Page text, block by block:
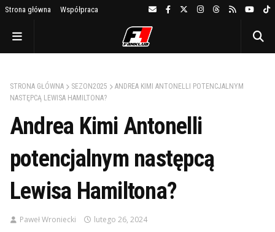
Strona główna Współpraca
STRONA GŁÓWNA SEZON2025
ANDREA KIMI ANTONELLI POTENCJALNYM
NASTĘPCĄ LEWISA HAMILTONA?
Andrea Kimi Antonelli
potencjalnym następcą
Lewisa Hamiltona?
Paweł Wroniecki lutego 26, 2024